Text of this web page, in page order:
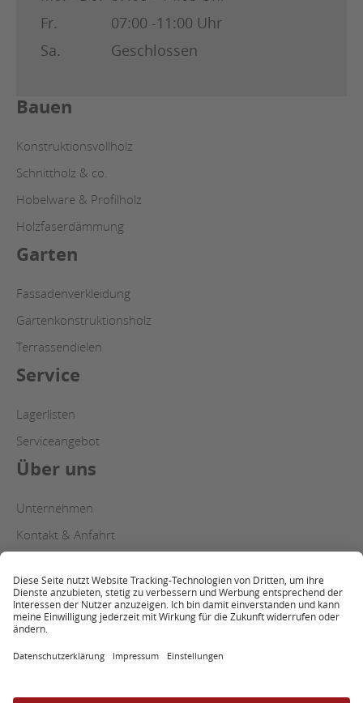
Fr.
07:00 -11:00 Uhr
Sa.
Geschlossen
Bauen
Konstruktionsvollholz
Schnittholz & co.
Hobelware & Profilholz
Holzfaserdämmung
Garten
Fassadenverkleidung
Gartenkonstruktionsholz
Terrassendielen
Service
Lagerlisten
Serviceangebot
Über uns
Unternehmen
Kontakt & Anfahrt
Datenschutz